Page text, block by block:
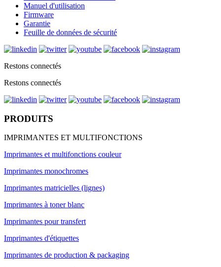
Manuel d'utilisation
Firmware
Garantie
Feuille de données de sécurité
Restons connectés
Restons connectés
PRODUITS
IMPRIMANTES ET MULTIFONCTIONS
Imprimantes et multifonctions couleur
Imprimantes monochromes
Imprimantes matricielles (lignes)
Imprimantes à toner blanc
Imprimantes pour transfert
Imprimantes d'étiquettes
Imprimantes de production & packaging